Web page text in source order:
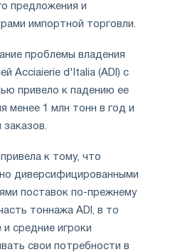
предложения и
импортной торговли.
проблемы владения
Acciaierie d'Italia (ADI) с
привело к падению ее
менее 1 млн тонн в год и
к тому, что
диверсифицированными
поставок по-прежнему
тоннажа ADI, в то
средние игроки
свои потребности в